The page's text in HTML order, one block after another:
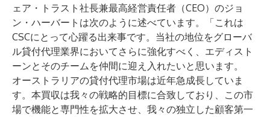
ェア・トラスト社長兼最高経営責任者（CEO）のジョ
ン・ハーバートは次のように述べています。「これは
CSCにとって心躍る出来事です。当社の地位をグローバ
ル貸付代理業界においてさらに強化すべく、エディスト
ーンとそのチームを仲間に迎え入れたいと思います。
オーストラリアの貸付代理市場は近年急成長していま
す。本買収は我々の戦略的目標に合致しており、この市
場で機能と専門性を拡大させ、我々の独立した顧客第一